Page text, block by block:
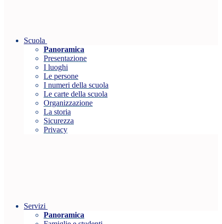
Scuola
Panoramica
Presentazione
I luoghi
Le persone
I numeri della scuola
Le carte della scuola
Organizzazione
La storia
Sicurezza
Privacy
Servizi
Panoramica